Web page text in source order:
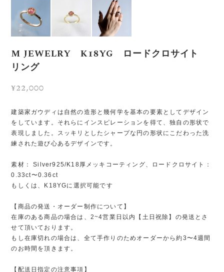
M JEWELRY K18YG ロードクロサイト
リング
¥22,000
建築家ガウディは自然の造形と幾何学を基本の要素としてデザイン
をしています。それらにインスピレーションを得て、独自の形状で
表現しました。スッキリとしたシャープな円の形状にこだわった洗
練された遊び心あるデザインです。
素材： Silver925/K18厚メッキコーティング、ロードクロサイト：
0.33ct〜0.36ct
もしくは、K18YGに選択可能です
【商品の発送・オーダー制作について】
在庫のある商品の場合は、2~4営業日以内【土日祝除】の発送とさ
せて頂いております。
もし在庫切れの場合は、全て手作りのためオーダーから約3〜4週間
のお時間を頂きます。
【配送日指定の注意事項】